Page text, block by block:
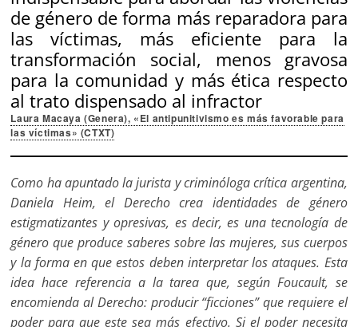
de género de forma más reparadora para
las víctimas, más eficiente para la
transformación social, menos gravosa
para la comunidad y más ética respecto
al trato dispensado al infractor
Laura Macaya (Genera), «El antipunitivismo es más favorable para
las víctimas» (CTXT)
Como ha apuntado la jurista y criminóloga crítica argentina,
Daniela Heim, el Derecho crea identidades de género
estigmatizantes y opresivas, es decir, es una tecnología de
género que produce saberes sobre las mujeres, sus cuerpos
y la forma en que estos deben interpretar los ataques. Esta
idea hace referencia a la tarea que, según Foucault, se
encomienda al Derecho: producir “ficciones” que requiere el
poder para que este sea más efectivo. Si el poder necesita